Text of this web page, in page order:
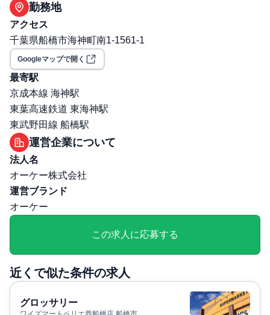
交通費支給: 有
年間昇給回数: 年1回
保険: 社会保険完備（健康保険・厚生年金・雇用保険・労
災保険）
職場環境・ルール
受動喫煙対策（喫煙ルール）: 屋内全面禁煙
選考プロセス
面接回数: 2回
選考プロセス詳細: 1次面接：面接（WEBもしくは対
面） 2次面接(関東)：対面面接（＠本社（横浜)＋技術試
験 2次面接(関西)：対面面接（＠高井田事務所)＋技術試験
その他
勤務・休日に関する補足: ■勤務時間： 6:00～22:00の間で
調整〈シフト例〉①7:30～16:30 ②6:00～15:00。 育児短
時間勤務制度：有（小学校卒業まで利用可能） ■休日：
暇、産前・産後休暇、育児休暇、介護休暇、慶弔休暇）
退職・定年に関する補足: 定年60歳まで ※65歳まで再雇用
あり
勤務地
アクセス
千葉県船橋市海神町南1-1561-1
Googleマップで開く
最寄駅
京成本線 海神駅
東葉高速鉄道 東海神駅
東武野田線 船橋駅
運営企業について
法人名
オーケー株式会社
運営ブランド
オーケー
この求人に応募する
近くで似た条件の求人
グロッサリー